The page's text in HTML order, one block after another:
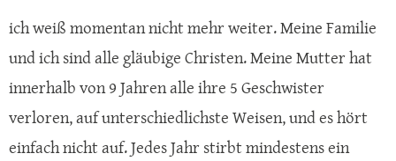
ich weiß momentan nicht mehr weiter. Meine Familie
und ich sind alle gläubige Christen. Meine Mutter hat
innerhalb von 9 Jahren alle ihre 5 Geschwister
verloren, auf unterschiedlichste Weisen, und es hört
einfach nicht auf. Jedes Jahr stirbt mindestens ein